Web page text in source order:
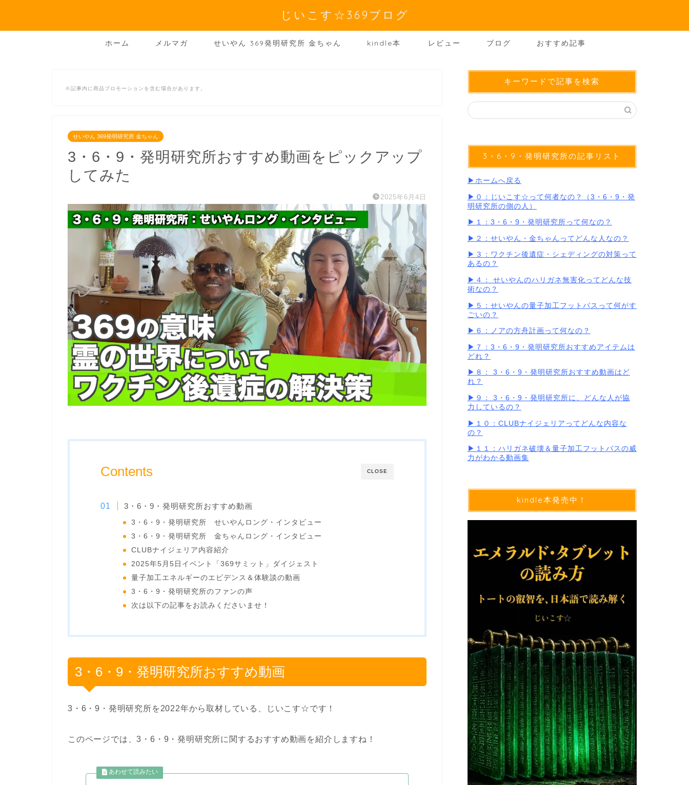
じいこす☆369ブログ
ホーム メルマガ せいやん 369発明研究所 金ちゃん kindle本 レビュー ブログ おすすめ記事
※記事内に商品プロモーションを含む場合があります。
せいやん 369発明研究所 金ちゃん
3・6・9・発明研究所おすすめ動画をピックアップ
してみた
2025年6月4日
CLOSE
Contents
3・6・9・発明研究所おすすめ動画
3・6・9・発明研究所 せいやんロング・インタビュー
3・6・9・発明研究所 金ちゃんロング・インタビュー
CLUBナイジェリア内容紹介
2025年5月5日イベント「369サミット」ダイジェスト
量子加工エネルギーのエビデンス＆体験談の動画
3・6・9・発明研究所のファンの声
次は以下の記事をお読みくださいませ！
3・6・9・発明研究所おすすめ動画
3・6・9・発明研究所を2022年から取材している、じいこす☆です！
このページでは、3・6・9・発明研究所に関するおすすめ動画を紹介しますね！
キーワードで記事を検索
3・6・9・発明研究所の記事リスト
▶︎ホームへ戻る
▶︎０：じいこす☆って何者なの？（3・6・9・発
明研究所の側の人）
▶︎１：3・6・9・発明研究所って何なの？
▶︎２：せいやん・金ちゃんってどんな人なの？
▶︎３：ワクチン後遺症・シェディングの対策って
あるの？
▶︎４： せいやんのハリガネ無害化ってどんな技
術なの？
▶︎５：せいやんの量子加工フットバスって何がす
ごいの？
▶︎６：ノアの方舟計画って何なの？
▶︎７：3・6・9・発明研究所おすすめアイテムは
どれ？
▶︎８： 3・6・9・発明研究所おすすめ動画はど
れ？
▶︎９： 3・6・9・発明研究所に、どんな人が協
力しているの？
▶︎１０：CLUBナイジェリアってどんな内容な
の？
▶︎１１：ハリガネ破壊＆量子加工フットバスの威
力がわかる動画集
kindle本発売中！